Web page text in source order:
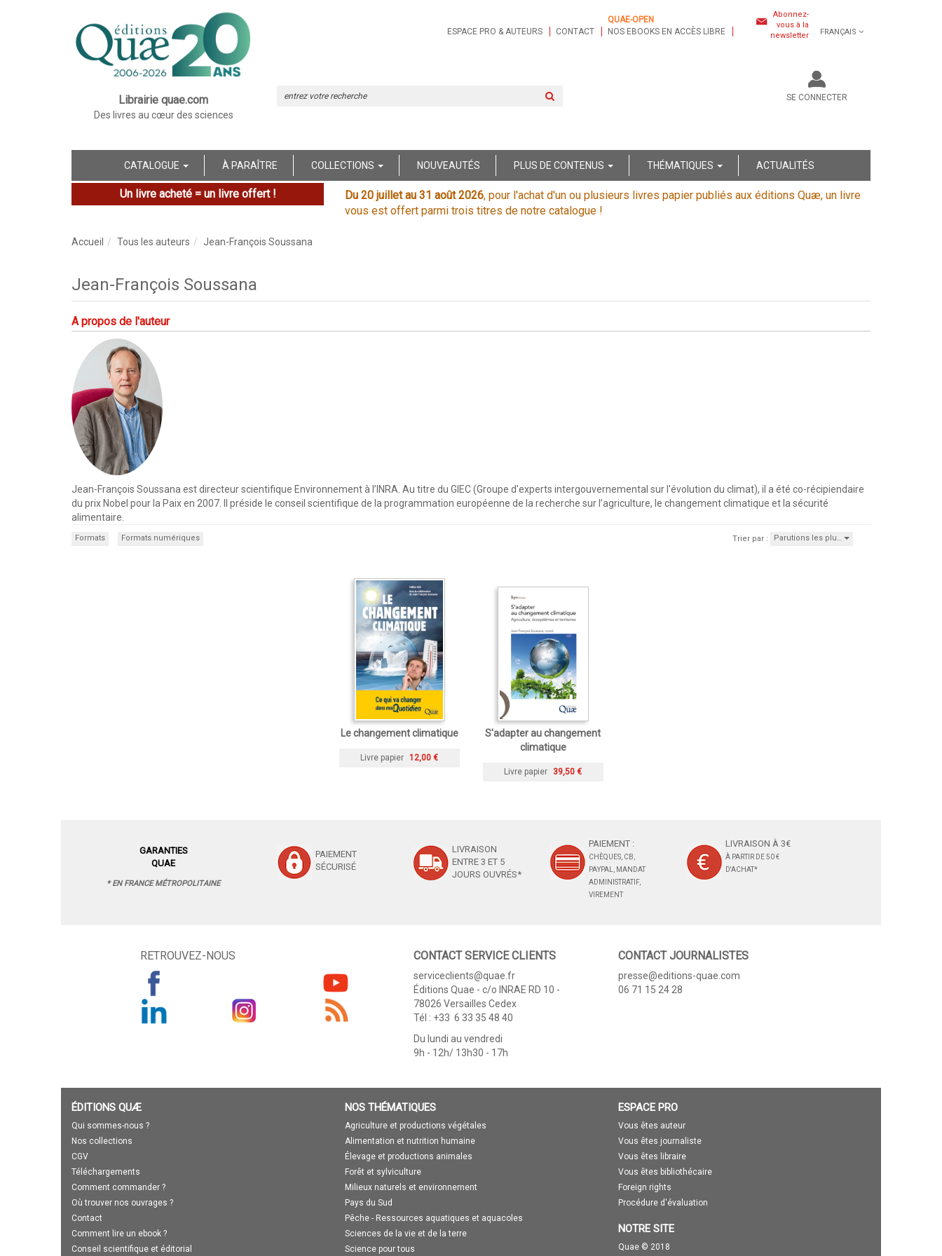
Librairie quae.com
Des livres au cœur des sciences
ESPACE PRO & AUTEURS CONTACT
QUAE-OPEN
NOS EBOOKS EN ACCÈS LIBRE
Abonnez-
vous à la
newsletter
FRANÇAIS
SE CONNECTER
CATALOGUE À PARAÎTRE COLLECTIONS NOUVEAUTÉS PLUS DE CONTENUS THÉMATIQUES ACTUALITÉS
Un livre acheté = un livre offert ! Du 20 juillet au 31 août 2026, pour l'achat d'un ou plusieurs livres papier publiés aux éditions Quæ, un livre
vous est offert parmi trois titres de notre catalogue !
Accueil Tous les auteurs Jean-François Soussana
Jean-François Soussana
A propos de l'auteur
Jean-François Soussana est directeur scientifique Environnement à l’INRA. Au titre du GIEC (Groupe d'experts intergouvernemental sur l'évolution du climat), il a été co-récipiendaire
du prix Nobel pour la Paix en 2007. Il préside le conseil scientifique de la programmation européenne de la recherche sur l’agriculture, le changement climatique et la sécurité
alimentaire.
Formats Formats numériques Trier par : Parutions les plu…
Le changement climatique
Livre papier 12,00 €
S'adapter au changement
climatique
Livre papier 39,50 €
GARANTIES
QUAE
* EN FRANCE MÉTROPOLITAINE
PAIEMENT
SÉCURISÉ
LIVRAISON
ENTRE 3 ET 5
JOURS OUVRÉS*
PAIEMENT :
CHÈQUES, CB,
PAYPAL, MANDAT
ADMINISTRATIF,
VIREMENT
LIVRAISON À 3€
À PARTIR DE 50 €
D'ACHAT*
RETROUVEZ-NOUS CONTACT SERVICE CLIENTS
serviceclients@quae.fr
Éditions Quae - c/o INRAE RD 10 -
78026 Versailles Cedex
Tél : +33 6 33 35 48 40
Du lundi au vendredi
9h - 12h/ 13h30 - 17h
CONTACT JOURNALISTES
presse@editions-quae.com
06 71 15 24 28
ÉDITIONS QUÆ
Qui sommes-nous ?
Nos collections
CGV
Téléchargements
Comment commander ?
Où trouver nos ouvrages ?
Contact
Comment lire un ebook ?
Conseil scientifique et éditorial
NOS THÉMATIQUES
Agriculture et productions végétales
Alimentation et nutrition humaine
Élevage et productions animales
Forêt et sylviculture
Milieux naturels et environnement
Pays du Sud
Pêche - Ressources aquatiques et aquacoles
Sciences de la vie et de la terre
Science pour tous
ESPACE PRO
Vous êtes auteur
Vous êtes journaliste
Vous êtes libraire
Vous êtes bibliothécaire
Foreign rights
Procédure d'évaluation
NOTRE SITE
Quae © 2018